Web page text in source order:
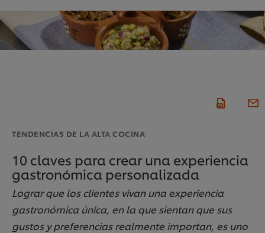
TENDENCIAS DE LA ALTA COCINA
10 claves para crear una experiencia
gastronómica personalizada
Lograr que los clientes vivan una experiencia
gastronómica única, en la que sientan que sus
gustos y preferencias realmente importan, es uno